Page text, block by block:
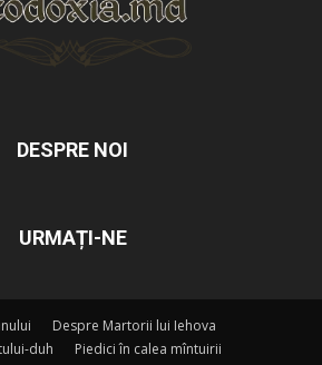
DESPRE NOI
URMAȚI-NE
Despre Martorii lui Iehova
duh
Piedici în calea mîntuirii